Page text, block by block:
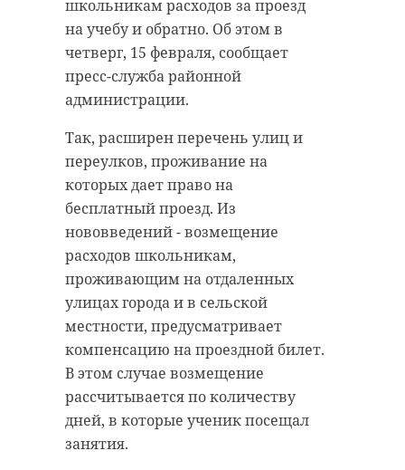
школьникам расходов за проезд
на учебу и обратно. Об этом в
четверг, 15 февраля, сообщает
пресс-служба районной
администрации.
Так, расширен перечень улиц и
переулков, проживание на
которых дает право на
бесплатный проезд. Из
нововведений - возмещение
расходов школьникам,
проживающим на отдаленных
улицах города и в сельской
местности, предусматривает
компенсацию на проездной билет.
В этом случае возмещение
рассчитывается по количеству
дней, в которые ученик посещал
занятия.